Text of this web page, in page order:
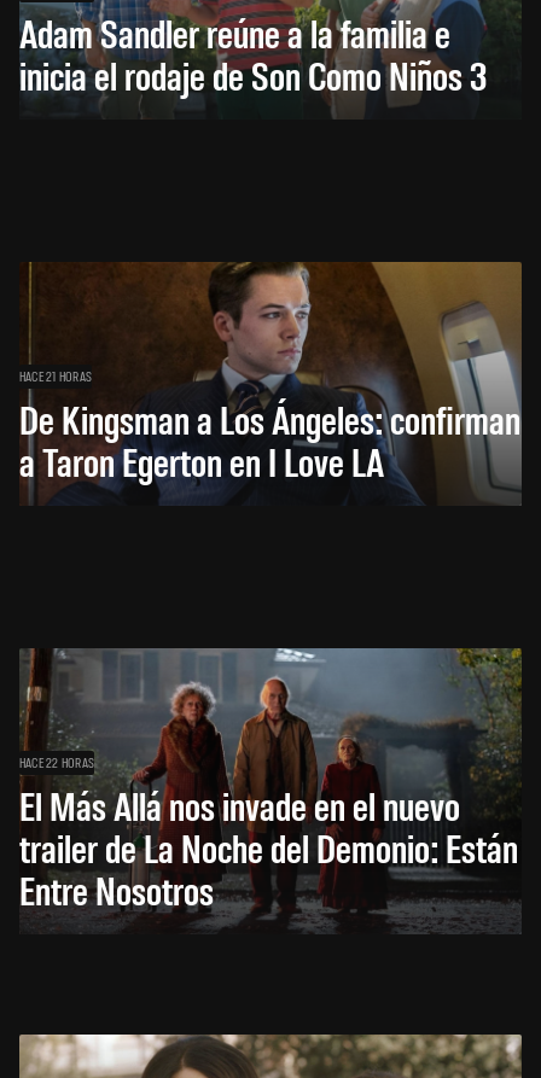
Adam Sandler reúne a la familia e
inicia el rodaje de Son Como Niños 3
HACE 21 HORAS
De Kingsman a Los Ángeles: confirman
a Taron Egerton en I Love LA
HACE 22 HORAS
El Más Allá nos invade en el nuevo
trailer de La Noche del Demonio: Están
Entre Nosotros